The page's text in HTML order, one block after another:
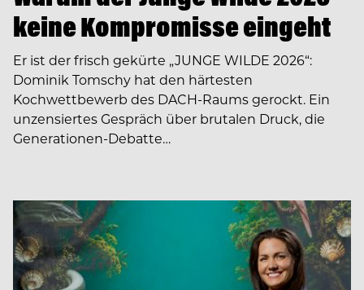
keine Kompromisse eingeht
Er ist der frisch gekürte „JUNGE WILDE 2026“:
Dominik Tomschy hat den härtesten
Kochwettbewerb des DACH-Raums gerockt. Ein
unzensiertes Gespräch über brutalen Druck, die
Generationen-Debatte…